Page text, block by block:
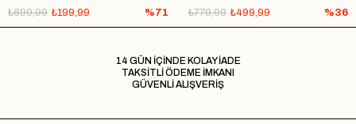
₺199,99
₺699,99 %71
₺499,99
₺779,99 %36
14 GÜN İÇİNDE KOLAY İADE
TAKSİTLİ ÖDEME İMKANI
GÜVENLİ ALIŞVERİŞ